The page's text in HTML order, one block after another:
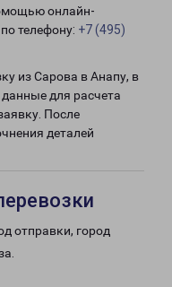
онлайн-
телефону: +7 (495)
из Сарова в Анапу, в
для расчета
После
деталей
отправки, город